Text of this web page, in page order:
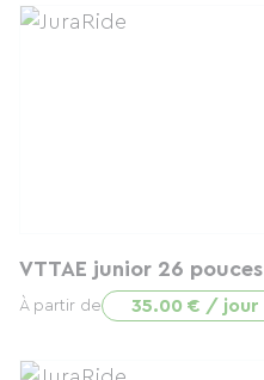
VTTAE junior 26 pouces
À partir de 35.00 € / jour